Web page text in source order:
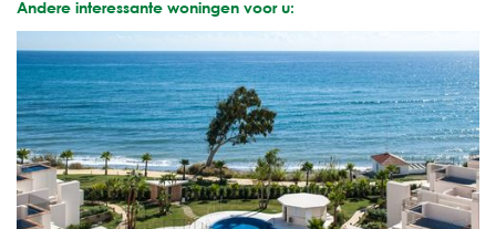
Andere interessante woningen voor u: